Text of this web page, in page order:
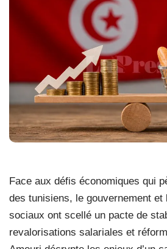
Face aux défis économiques qui
des tunisiens, le gouvernement et
sociaux ont scellé un pacte de
revalorisations salariales et